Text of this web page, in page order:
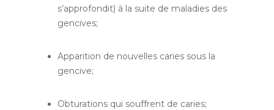
s’approfondit) à la suite de maladies des
gencives;
Apparition de nouvelles caries sous la
gencive;
Obturations qui souffrent de caries;